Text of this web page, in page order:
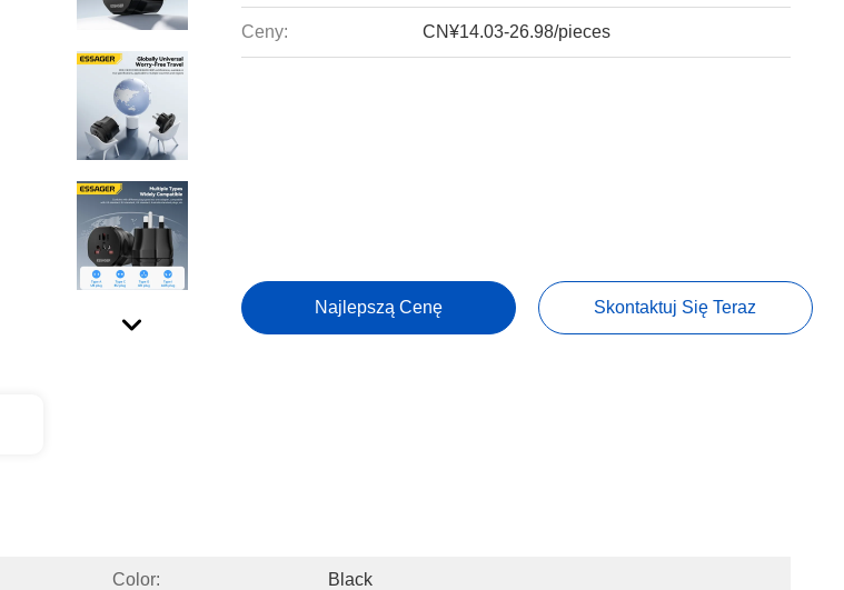
Ceny: CN¥14.03-26.98/pieces
Najlepszą Cenę Skontaktuj Się Teraz
Color: Black